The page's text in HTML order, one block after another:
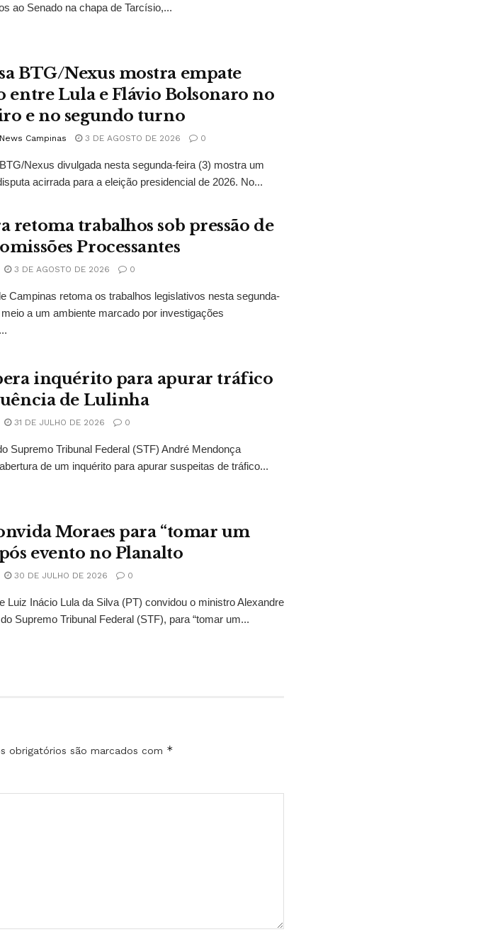
ao Senado na chapa de Tarcísio,...
BTG/Nexus mostra empate
entre Lula e Flávio Bolsonaro no
e no segundo turno
Campinas 3 DE AGOSTO DE 2026 0
Nexus divulgada nesta segunda-feira (3) mostra um
acirrada para a eleição presidencial de 2026. No...
retoma trabalhos sob pressão de
Processantes
3 DE AGOSTO DE 2026 0
Campinas retoma os trabalhos legislativos nesta segunda-
a um ambiente marcado por investigações
inquérito para apurar tráfico
de Lulinha
31 DE JULHO DE 2026 0
Supremo Tribunal Federal (STF) André Mendonça
de um inquérito para apurar suspeitas de tráfico...
Moraes para “tomar um
evento no Planalto
30 DE JULHO DE 2026 0
Luiz Inácio Lula da Silva (PT) convidou o ministro Alexandre
Supremo Tribunal Federal (STF), para “tomar um...
obrigatórios são marcados com *